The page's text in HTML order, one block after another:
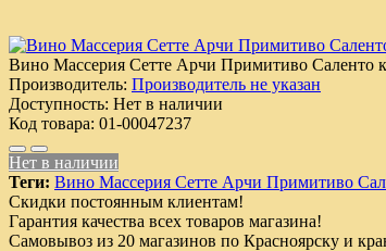
Вино Массерия Сетте Арчи Примитиво Саленто
Производитель: Производитель не указан
Доступность: Нет в наличии
Код товара: 01-00047237
Нет в наличии
Теги: Вино Массерия Сетте Арчи Примитиво
Скидки постоянным клиентам!
Гарантия качества всех товаров магазина!
Самовывоз из 20 магазинов по Красноярску и